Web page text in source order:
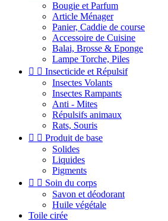
Bougie et Parfum
Article Ménager
Panier, Caddie de course
Accessoire de Cuisine
Balai, Brosse & Eponge
Lampe Torche, Piles
  Insecticide et Répulsif
Insectes Volants
Insectes Rampants
Anti - Mites
Répulsifs animaux
Rats, Souris
  Produit de base
Solides
Liquides
Pigments
  Soin du corps
Savon et déodorant
Huile végétale
Toile cirée